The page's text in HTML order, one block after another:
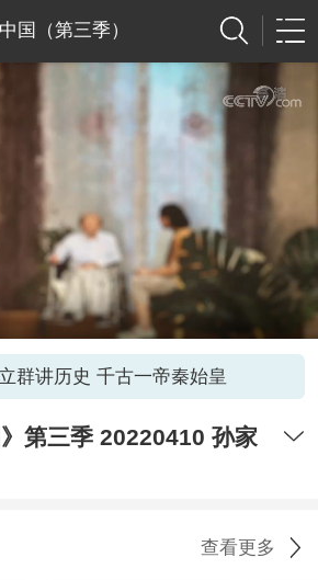
国（第三季）
群讲历史 千古一帝秦始皇
》第三季 20220410 孙家
查看更多